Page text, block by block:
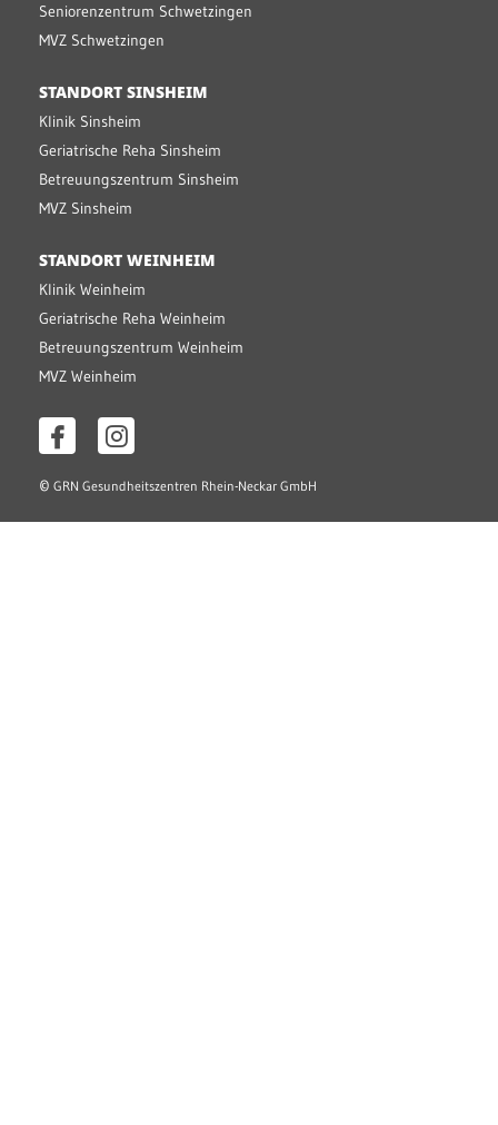
Seniorenzentrum Schwetzingen
MVZ Schwetzingen
STANDORT SINSHEIM
Klinik Sinsheim
Geriatrische Reha Sinsheim
Betreuungszentrum Sinsheim
MVZ Sinsheim
STANDORT WEINHEIM
Klinik Weinheim
Geriatrische Reha Weinheim
Betreuungszentrum Weinheim
MVZ Weinheim
© GRN Gesundheitszentren Rhein-Neckar GmbH